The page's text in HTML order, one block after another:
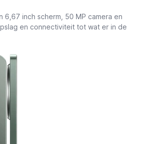
6,67 inch scherm, 50 MP camera en
en connectiviteit tot wat er in de